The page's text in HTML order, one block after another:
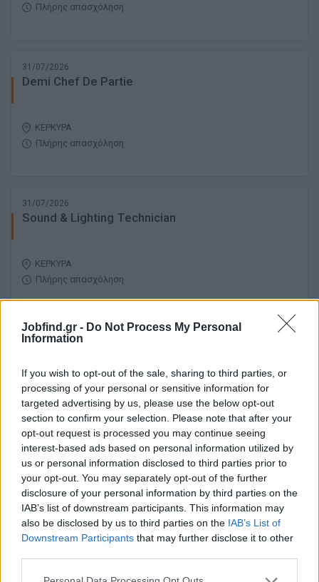
Jobfind.gr - Do Not Process My Personal
Information
If you wish to opt-out of the sale, sharing to third parties, or
processing of your personal or sensitive information for
targeted advertising by us, please use the below opt-out
section to confirm your selection. Please note that after your
opt-out request is processed you may continue seeing
interest-based ads based on personal information utilized by
us or personal information disclosed to third parties prior to
your opt-out. You may separately opt-out of the further
disclosure of your personal information by third parties on the
IAB’s list of downstream participants. This information may
also be disclosed by us to third parties on the IAB’s List of
Downstream Participants that may further disclose it to other
Πλήρης απασχόληση
31/07/2026
Demi Chef De Partie
ΚΕΡΚΥΡΑ
Πλήρης απασχόληση
31/07/2026
Sound & Lighting Technician
ΚΕΡΚΥΡΑ
Πλήρης απασχόληση
30/07/2026
ΚΕΡΚΥΡΑ
Πλήρης απασχόληση
30/07/2026
Β΄& Γ΄ Μάγειρας
ΚΕΡΚΥΡΑ